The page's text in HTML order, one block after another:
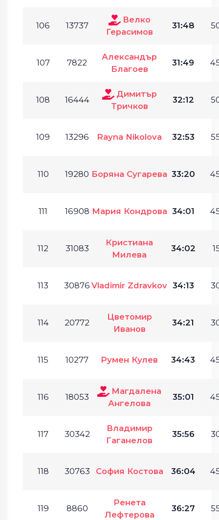
106 13737
Велко
Герасимов
31:48
107 7822
Александър
Благоев
31:49
108 16444
Димитър
Тричков
32:12
109 13296 Rayna Nikolova 32:53
110 19280 Боряна Сугарева 33:20
111 16908 Мария Кондрова 34:01
112 31083
Кристиана
Милева
34:02
113 30876 Vladimir Zdravkov 34:13
114 20772
Цветомир
Иванов
34:21
115 10277 Румен Кулев 34:43
116 18053
Магдалена
Ангелова
35:01
117 30342
Владимир
Гаганелов
35:56
118 30763 София Костова 36:04
119 8860
Ренета
Лефтерова
36:27